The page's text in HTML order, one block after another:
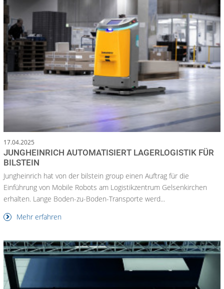
17.04.2025
JUNGHEINRICH AUTOMATISIERT LAGERLOGISTIK FÜR
BILSTEIN
Jungheinrich hat von der bilstein group einen Auftrag für die
Einführung von Mobile Robots am Logistikzentrum Gelsenkirchen
erhalten. Lange Boden-zu-Boden-Transporte werd...
Mehr erfahren